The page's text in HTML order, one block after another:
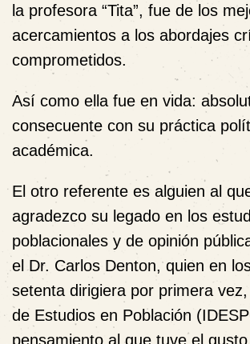
la profesora “Tita”, fue de los
acercamientos a los abordajes
comprometidos.
Así como ella fue en vida:
consecuente con su práctica
académica.
El otro referente es alguien al
agradezco su legado en los
poblacionales y de opinión
el Dr. Carlos Denton, quien en
setenta dirigiera por primera
de Estudios en Población
pensamiento al que tuve el